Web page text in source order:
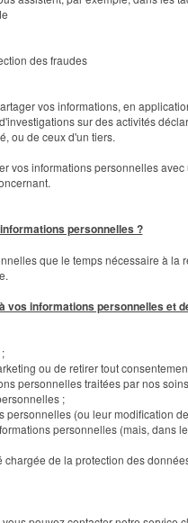
des fraudes
vos informations, en
sur des activités
ou de ceux d'un tiers.
vos informations personnelles
personnelles ?
que le temps nécessaire à
vos informations personnelles et
ou de retirer tout
personnelles traitées par nos
;
personnelles (ou leur modification
personnelles (mais, dans
de la protection des